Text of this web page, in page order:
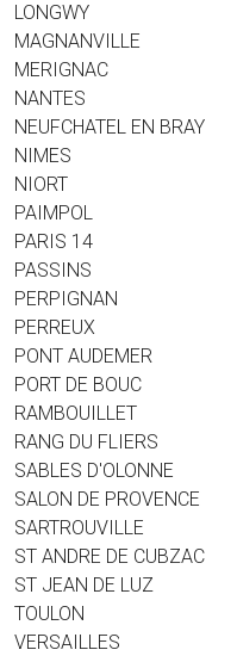
LONGWY
MAGNANVILLE
MERIGNAC
NANTES
NEUFCHATEL EN BRAY
NIMES
NIORT
PAIMPOL
PARIS 14
PASSINS
PERPIGNAN
PERREUX
PONT AUDEMER
PORT DE BOUC
RAMBOUILLET
RANG DU FLIERS
SABLES D'OLONNE
SALON DE PROVENCE
SARTROUVILLE
ST ANDRE DE CUBZAC
ST JEAN DE LUZ
TOULON
VERSAILLES